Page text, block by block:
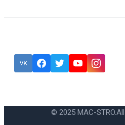
© 2025 MAC-STRO.